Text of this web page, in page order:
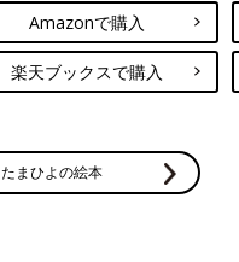
Amazonで購入
楽天ブックスで購入
たまひよの絵本